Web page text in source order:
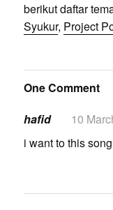
berikut daftar
Syukur, Project
One Comment
hafid
10
i want to this song